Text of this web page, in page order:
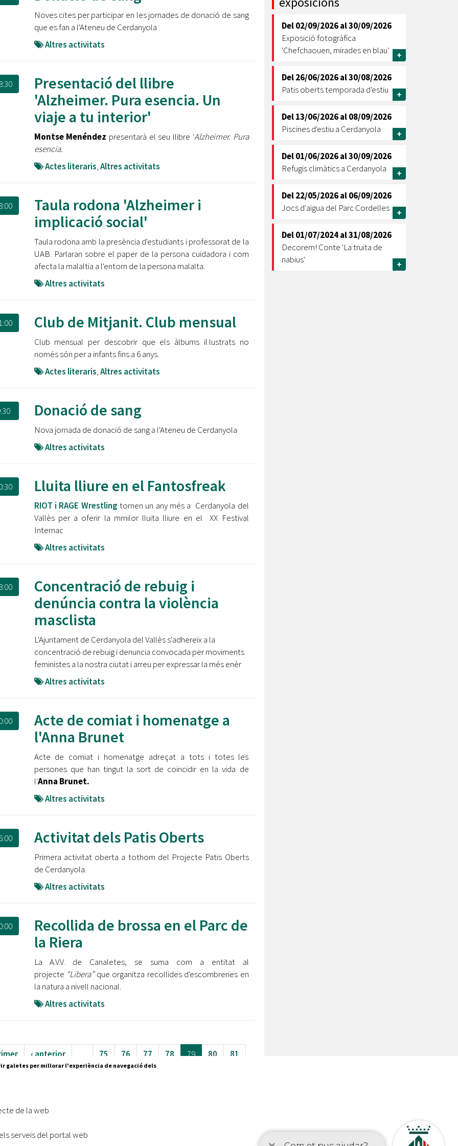
Ètica i Integritat
Retiment de Comptes
Dades Obertes
Catàleg de Serveis i Tràmits
Oberta la convocatòria d'Ajuts per a l'autoocupació
jove 2026
Barris per transformar les Fontetes, Quatre Cantons i
El FIT presenta el cartell de la seva 16a edició i dona el
tret de sortida al festival
L’Ajuntament reparteix ulleres gratuïtes per veure
l'eclipsi solar
Equipaments
Mercats Municipals
Webs Municipals
Noves cites per participar en les jornades de donació de sang
que es fan a l'Ateneu de Cerdanyola
Altres activitats
Presentació del llibre
'Alzheimer. Pura esencia. Un
viaje a tu interior'
Montse Menéndez presentarà el seu llibre 'Alzheimer. Pura
esencia.
Actes literaris,Altres activitats
Taula rodona 'Alzheimer i
implicació social'
Taula rodona amb la presència d'estudiants i professorat de la
UAB. Parlaran sobre el paper de la persona cuidadora i com
afecta la malaltia a l'entorn de la persona malalta.
Altres activitats
Club de Mitjanit. Club mensual
Club mensual per descobrir que els àlbums il·lustrats no
només són per a infants fins a 6 anys.
Actes literaris,Altres activitats
Donació de sang
Nova jornada de donació de sang a l'Ateneu de Cerdanyola
Altres activitats
Lluita lliure en el Fantosfreak
RIOT i RAGE Wrestling tornen un any més a Cerdanyola del
Vallès per a oferir la mmilor lluita lliure en el XX Festival
Internac
Altres activitats
Concentració de rebuig i
denúncia contra la violència
masclista
L'Ajuntament de Cerdanyola del Vallès s'adhereix a la
concentració de rebuig i denuncia convocada per moviments
feministes a la nostra ciutat i arreu per expressar la més enèr
Altres activitats
Acte de comiat i homenatge a
l'Anna Brunet
Acte de comiat i homenatge adreçat a tots i totes les
persones que han tingut la sort de coincidir en la vida de
l'Anna Brunet.
Altres activitats
Activitat dels Patis Oberts
Primera activitat oberta a tothom del Projecte Patis Oberts
de Cerdanyola.
Altres activitats
Recollida de brossa en el Parc de
la Riera
La A.V.V. de Canaletes, se suma com a entitat al
projecte “Libera”que organitza recollides d'escombreries en
la natura a nivell nacional.
Altres activitats
‹ anterior 75 76 77 78 79 80
81
Del02/09/2026al30/09/2026
Exposició fotogràfica
'Chefchaouen, mirades en blau'
+
Del26/06/2026al30/08/2026
Patis oberts temporada d'estiu
+
Del13/06/2026al08/09/2026
Piscines d'estiu a Cerdanyola
+
Del01/06/2026al30/09/2026
Refugis climàtics a Cerdanyola
+
Del22/05/2026al06/09/2026
Jocs d'aigua del Parc Cordelles
+
Del01/07/2024al31/08/2026
Decorem! Conte 'La truita de
nabius'
+
Layret, s/n
galetes per millorar l'experiència de navegació dels
de la web
serveis del portal web